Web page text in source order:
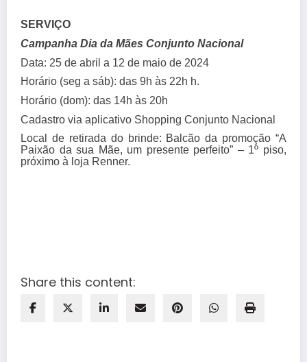
SERVIÇO
Campanha Dia da Mães Conjunto Nacional
Data: 25 de abril a 12 de maio de 2024
Horário (seg a sáb): das 9h às 22h h.
Horário (dom): das 14h às 20h
Cadastro via aplicativo Shopping Conjunto Nacional
Local de retirada do brinde: Balcão da promoção “A
Paixão da sua Mãe, um presente perfeito” – 1º piso,
próximo à loja Renner.
Share this content: